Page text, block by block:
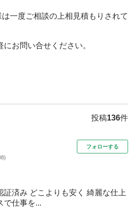
一度ご相談の上相見積もりされて
お問い合せください。
投稿136件
)
フォローする
証済み どこよりも安く 綺麗な仕上
で仕事を...